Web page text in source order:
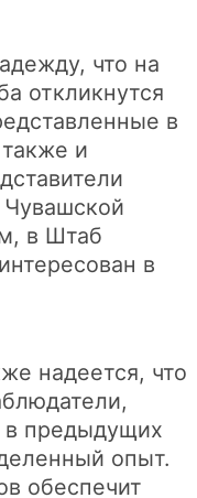
что на
откликнутся
в
и
Чувашской
в Штаб
в
надеется, что
в предыдущих
опыт.
обеспечит